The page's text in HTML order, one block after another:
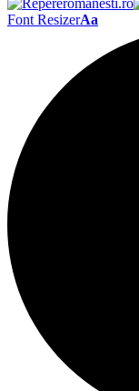
Font ResizerAa